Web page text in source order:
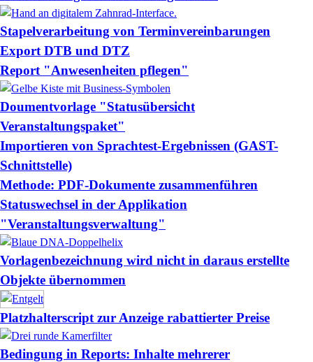
Stapelverarbeitung von Terminvereinbarungen
Export DTB und DTZ
Report "Anwesenheiten pflegen"
Doumentvorlage "Statusübersicht
Veranstaltungspaket"
Importieren von Sprachtest-Ergebnissen (GAST-
Schnittstelle)
Methode: PDF-Dokumente zusammenführen
Statuswechsel in der Applikation
"Veranstaltungsverwaltung"
Vorlagenbezeichnung wird nicht in daraus erstellte
Objekte übernommen
Platzhalterscript zur Anzeige rabattierter Preise
Bedingung in Reports: Inhalte mehrerer